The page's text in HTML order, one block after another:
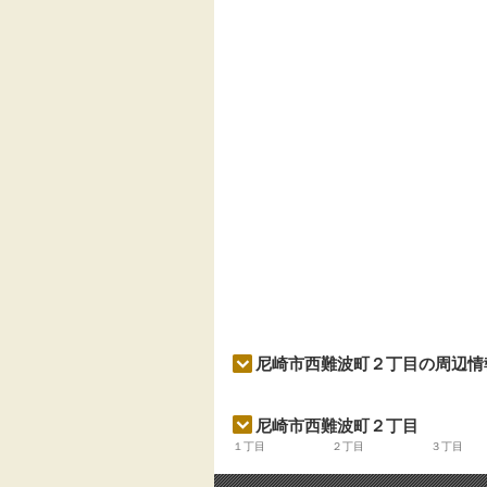
尼崎市西難波町２丁目の周辺情
尼崎市西難波町２丁目
１丁目 ２丁目 ３丁目